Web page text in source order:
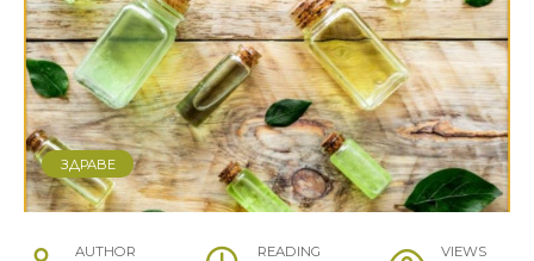
ЗДРАВЕ
AUTHOR READING VIEWS